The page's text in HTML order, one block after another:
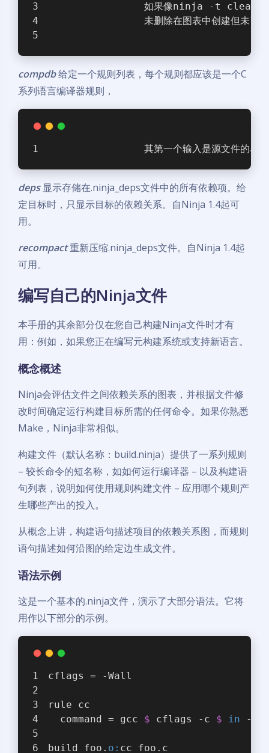
如果像ninja -t clean -r
未删除在图表中创建但未引
compdb给定一个规则列表，每个规则都应该是一个C
系列语言编译器规则，
其第一个输入是源文件的名
deps显示存储在.ninja_deps文件中的所有依赖项。给
定目标时，只显示目标的依赖关系。自Ninja 1.4起可
用。
recompact重新压缩.ninja_deps文件。自Ninja 1.4起
可用。
编写自己的Ninja文件
本手册的其余部分仅在您自己构建Ninja文件时才有
用：例如，如果您正在编写元构建系统或支持新语言。
概念概述
Ninja会评估文件之间依赖关系的图表，并根据文件修
改时间确定运行构建目标所需的任何命令。如果你熟悉
Make，Ninja非常相似。
构建文件（默认名称：build.ninja）提供了一系列规则
– 较长命令的短名称，如如何运行编译器 – 以及构建语
句列表，说明如何使用规则构建文件 – 应用哪个规则产
生哪些产出的投入。
从概念上讲，构建语句描述项目的依赖关系图，而规则
语句描述如何沿图的给定边生成文件。
语法示例
这是一个基本的.ninja文件，演示了大部分语法。它将
用作以下部分的示例。
cflags = -Wall
rule cc
command = gcc $ cflags -c $ in -o
build foo. o: cc foo.c